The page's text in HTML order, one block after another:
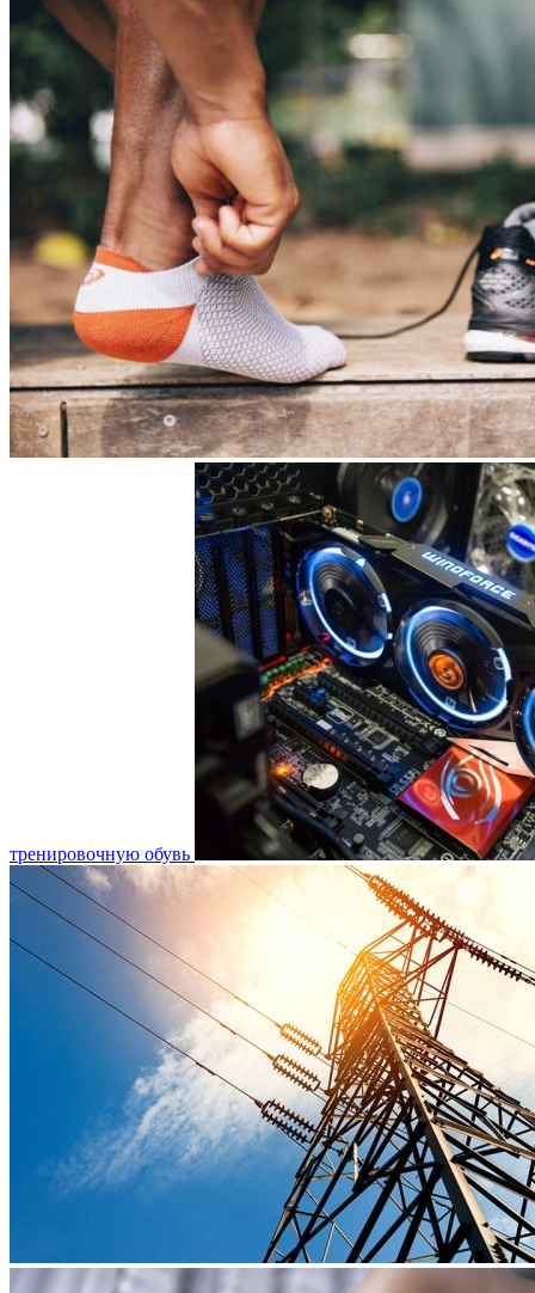
тренировочную обувь